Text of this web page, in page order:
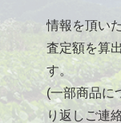
情報を頂い
査定額を算
す。
(一部商品に
り返しご連